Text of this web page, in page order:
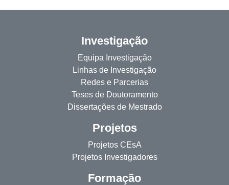
Investigação
Equipa Investigação
Linhas de Investigação
Redes e Parcerias
Teses de Doutoramento
Dissertações de Mestrado
Projetos
Projetos CEsA
Projetos Investigadores
Formação